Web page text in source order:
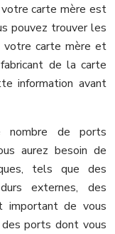
votre carte mère est
pouvez trouver les
votre carte mère et
de la carte
information avant
nombre de ports
aurez besoin de
tels que des
externes, des
important de vous
ports dont vous